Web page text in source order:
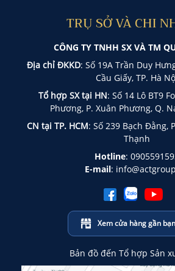
TRỤ SỞ VÀ CHI
CÔNG TY TNHH SX VÀ TM
Địa chỉ ĐKKD: Số 19A Trần Duy
Cầu Giấy, TP. Hà
Tổ hợp SX tại HN: Số 14 Lô BT9
Phương, P. Xuân Phương, Q.
CN tại TP. HCM: Số 239 Bạch Đằng,
Thạnh
Hotline:
E-mail:
Xem cửa hàng gần
Bản đồ đến Tổ hợp Sản